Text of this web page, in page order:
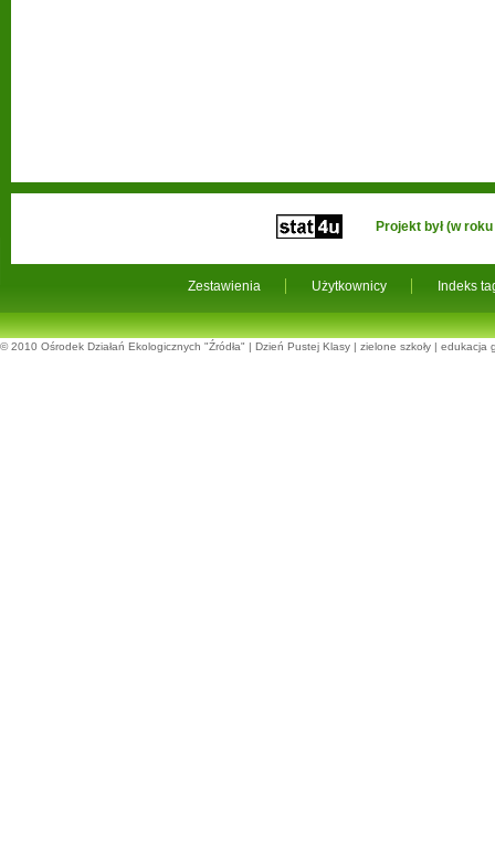
Zestawienia Użytkownicy Indeks
Projekt był (w
© 2010 Ośrodek Działań Ekologicznych "Źródła" | Dzień Pustej Klasy | zielone szkoły | edukacja